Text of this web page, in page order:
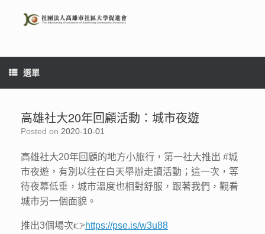
content
選單
高雄社大20年回顧活動：城市夜遊
Posted on 2020-10-01
高雄社大20年回顧的地方小旅行，第一社大推出 #城
市夜遊 ，有別以往在白天舉辦走讀活動；這一次，等
待夜幕低垂，城市溫度也相對舒服，跟著我們，觀看
城市另一個面貌。
推出3個場次👉https://pse.is/w3u88